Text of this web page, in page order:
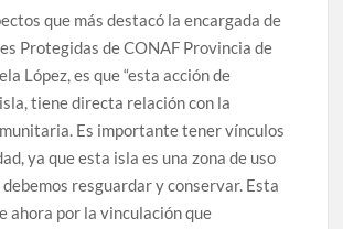
que más destacó la encargada de
Protegidas de CONAF Provincia de
López, es que “esta acción de
tiene directa relación con la
Es importante tener vínculos
ya que esta isla es una zona de uso
resguardar y conservar. Esta
ahora por la vinculación que